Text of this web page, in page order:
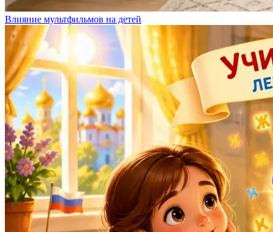
Влияние мультфильмов на детей